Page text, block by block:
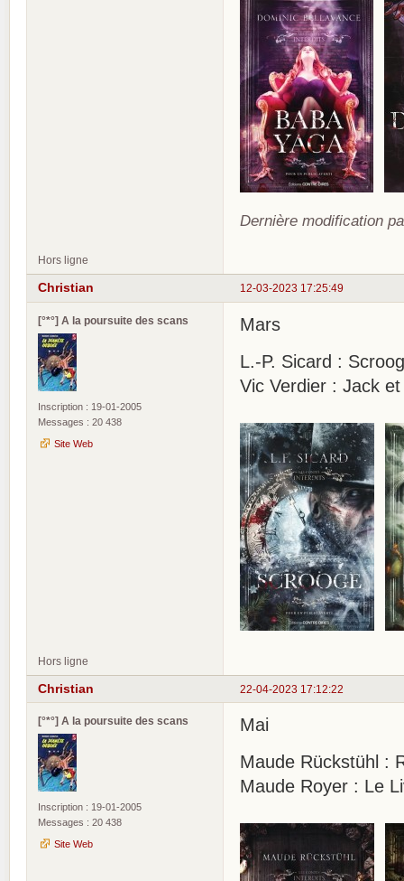
Dernière modification
Hors ligne
12-03-2023 17:25:49
Christian
[°*°] A la poursuite des scans
Inscription : 19-01-2005
Messages : 20 438
Site Web
Mars
L.-P. Sicard :
Vic Verdier : Jack
Hors ligne
22-04-2023 17:12:22
Christian
[°*°] A la poursuite des scans
Inscription : 19-01-2005
Messages : 20 438
Site Web
Mai
Maude Rückstühl :
Maude Royer : Le